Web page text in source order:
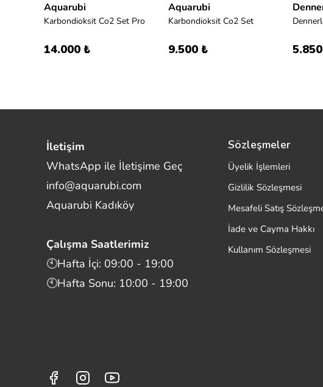
Aquarubi
Karbondioksit Co2 Set Pro
14.000 ₺
Aquarubi
Karbondioksit Co2 Set
9.500 ₺
Sözleşmeler
Üyelik İşlemleri
Gizlilik Sözleşmesi
Mesafeli Satış
İade ve Cayma Hakkı
Kullanım Sözleşmesi
İletişim
WhatsApp ile İletişime Geç
info@aquarubi.com
Aquarubi Kadıköy
Çalışma Saatlerimiz
🕙Hafta İçi: 09:00 - 19:00
🕙Hafta Sonu: 10:00 - 19:00
Merhaba! Size nasıl yardımcı
olabilirim?
İletişim
Bilgi
Kategori ve Ürünler